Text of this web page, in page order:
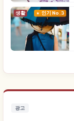
생활 인기 No.3
광고